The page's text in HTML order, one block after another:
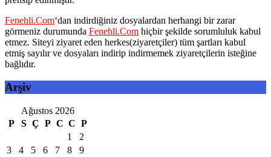
Fenehli.Com‘dan indirdiğiniz dosyalardan herhangi bir zarar
görmeniz durumunda Fenehli.Com hiçbir şekilde sorumluluk kabul
etmez. Siteyi ziyaret eden herkes(ziyaretçiler) tüm şartları kabul
etmiş sayılır ve dosyaları indirip indirmemek ziyaretçilerin isteğine
bağlıdır.
Arşiv
Ağustos 2026
P
S Ç P C C P
1
2
3
4 5 6 7 8
9